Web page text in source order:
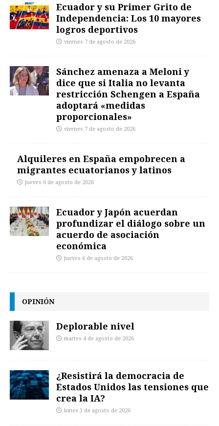
Ecuador y su Primer Grito de
Independencia: Los 10 mayores
logros deportivos
viernes 7 de agosto de 2026
Sánchez amenaza a Meloni y
dice que si Italia no levanta
restricción Schengen a España
adoptará «medidas
proporcionales»
viernes 7 de agosto de 2026
Alquileres en España empobrecen a
migrantes ecuatorianos y latinos
jueves 6 de agosto de 2026
Ecuador y Japón acuerdan
profundizar el diálogo sobre un
acuerdo de asociación
económica
jueves 6 de agosto de 2026
OPINIÓN
Deplorable nivel
martes 4 de agosto de 2026
¿Resistirá la democracia de
Estados Unidos las tensiones que
crea la IA?
lunes 3 de agosto de 2026